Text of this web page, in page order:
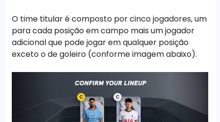
O time titular é composto por cinco jogadores, um
para cada posição em campo mais um jogador
adicional que pode jogar em qualquer posição
exceto o de goleiro (conforme imagem abaixo).